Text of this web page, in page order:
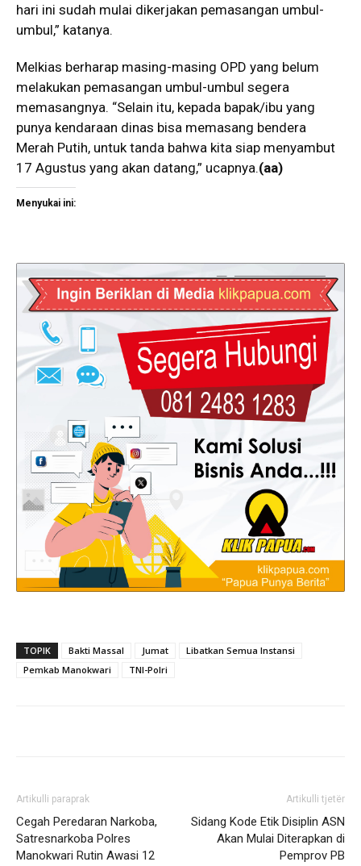
hari ini sudah mulai dikerjakan pemasangan umbul-
umbul,” katanya.
Melkias berharap masing-masing OPD yang belum
melakukan pemasangan umbul-umbul segera
memasangnya. “Selain itu, kepada bapak/ibu yang
punya kendaraan dinas bisa memasang bendera
Merah Putih, untuk tanda bahwa kita siap menyambut
17 Agustus yang akan datang,” ucapnya.(aa)
Menyukai ini:
TOPIK Bakti Massal Jumat
Libatkan Semua Instansi
Pemkab Manokwari
TNI-Polri
Artikulli paraprak
Cegah Peredaran Narkoba,
Satresnarkoba Polres
Manokwari Rutin Awasi 12
Artikulli tjetër
Sidang Kode Etik Disiplin ASN
Akan Mulai Diterapkan di
Pemprov PB